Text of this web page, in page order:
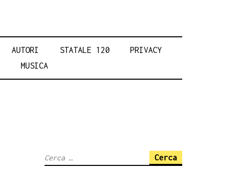
AUTORI STATALE 120
PRIVACY
MUSICA
Ricerca